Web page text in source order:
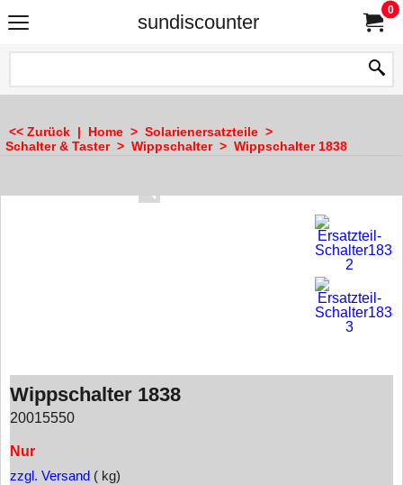
sundiscounter
0
<< Zurück | Home > Solarienersatzteile >
Schalter & Taster> Wippschalter> Wippschalter 1838
Wippschalter 1838
20015550
Nur
zzgl. Versand kg